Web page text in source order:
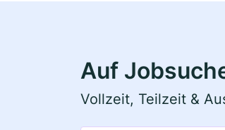
Auf
Vollzeit, Teilzeit &